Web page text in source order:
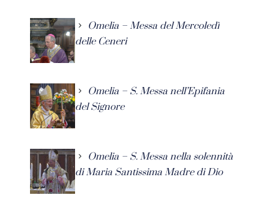
Omelia – Messa del Mercoledì
delle Ceneri
Omelia – S. Messa nell’Epifania
del Signore
Omelia – S. Messa nella solennità
di Maria Santissima Madre di Dio